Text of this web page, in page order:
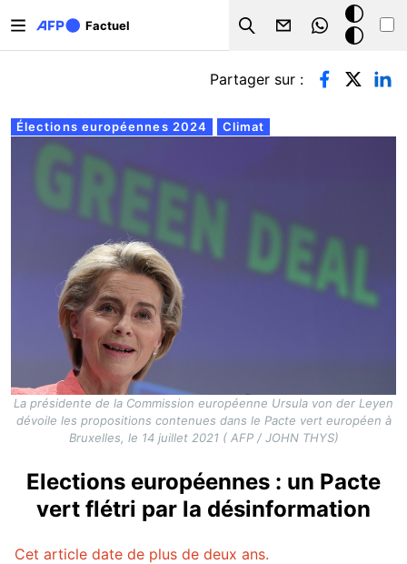
Factuel
Search
Mode
sombre
Onglets principaux
Élections européennes 2024 Climat
Partager sur :
La présidente de la Commission européenne Ursula von der Leyen
dévoile les propositions contenues dans le Pacte vert européen à
Bruxelles, le 14 juillet 2021 ( AFP / JOHN THYS)
Elections européennes : un Pacte
vert flétri par la désinformation
Cet article date de plus de deux ans.